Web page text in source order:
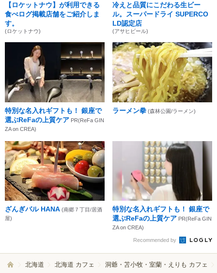
【ロケットナウ】が利用できる
食べログ掲載店舗をご紹介しま
す。
(ロケットナウ)
冷えと品質にこだわる生ビー
ル。スーパードライ SUPERCO
LD認定店
(アサヒビール)
特別な名入れギフトも！ 銀座で
選ぶReFaの上質ケア PR(ReFa GIN
ZA on CREA)
ラーメン拳 (森林公園/ラーメン)
ざんぎバル HANA (南郷７丁目/居酒
屋)
特別な名入れギフトも！ 銀座で
選ぶReFaの上質ケア PR(ReFa GIN
ZA on CREA)
Recommended by
北海道 北海道 カフェ 洞爺・苫小牧・室蘭・えりも カフェ